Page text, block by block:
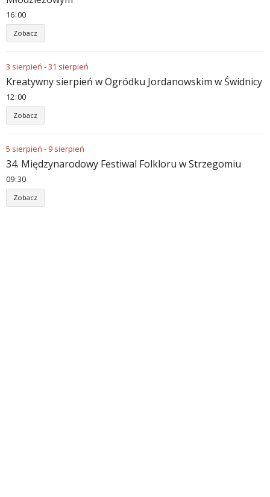
16 00
Zobacz
3 sierpień -31 sierpień
Kreatywny sierpień w Ogródku Jordanowskim w Świdnicy
12 00
Zobacz
5 sierpień - 9 sierpień
34. Międzynarodowy Festiwal Folkloru w Strzegomiu
09 30
Zobacz